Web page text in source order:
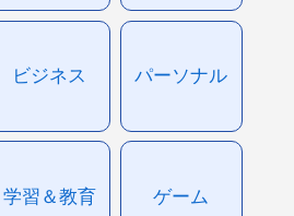
ビジネス パーソナル
学習＆教育 ゲーム